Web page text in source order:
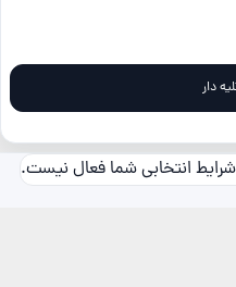
انتخابی شما فعال نیست.